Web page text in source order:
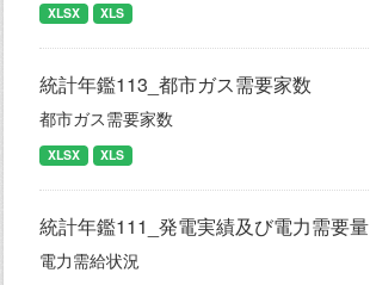
XLSX XLS
統計年鑑113_都市ガス需要家数
都市ガス需要家数
XLSX XLS
統計年鑑111_発電実績及び電力需要量
電力需給状況